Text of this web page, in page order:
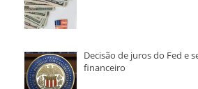
Decisão de juros do Fed e
financeiro